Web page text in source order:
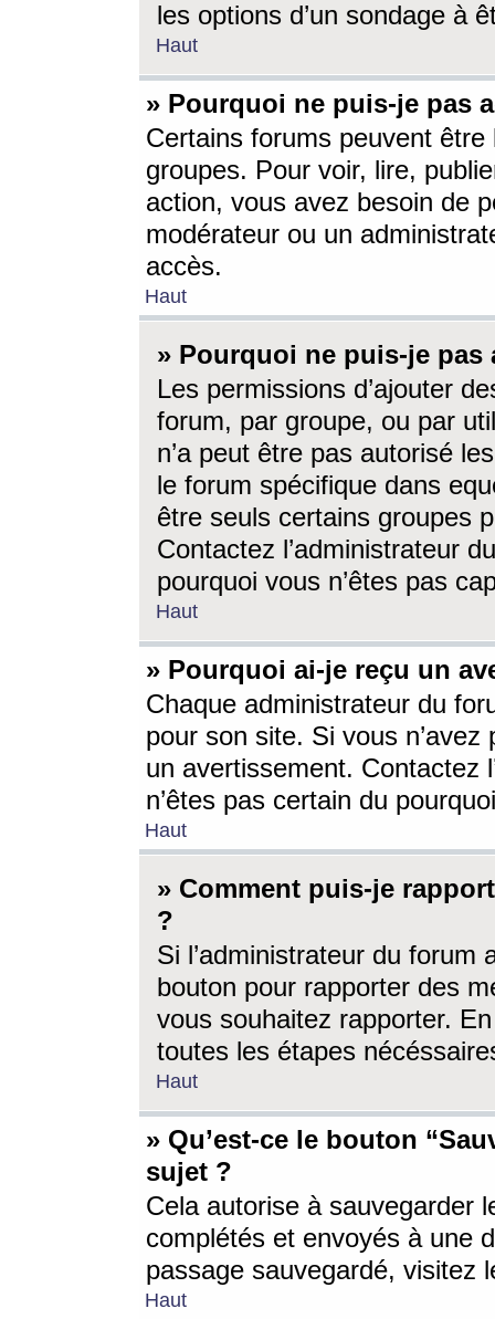
les options d’un sondage à
Haut
» Pourquoi ne puis-je pas
Certains forums peuvent être
groupes. Pour voir, lire,
action, vous avez besoin de
modérateur ou un
accès.
Haut
» Pourquoi ne puis-je
Les permissions d’ajouter
forum, par groupe, ou par
n’a peut être pas autorisé
le forum spécifique dans
être seuls certains groupes
Contactez l’administrateur
pourquoi vous n’êtes pas
Haut
» Pourquoi ai-je reçu un
Chaque administrateur du
pour son site. Si vous
un avertissement. Contactez
n’êtes pas certain du
Haut
» Comment puis-je
?
Si l’administrateur du forum
bouton pour rapporter des
vous souhaitez rapporter.
toutes les étapes
Haut
» Qu’est-ce le bouton
sujet ?
Cela autorise à sauvegarder
complétés et envoyés à une
passage sauvegardé, visitez
Haut